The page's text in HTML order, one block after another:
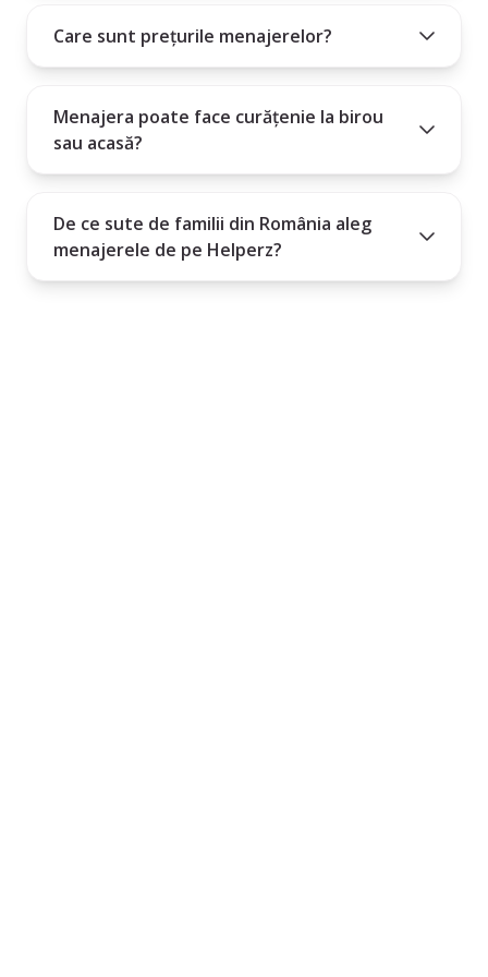
Care sunt prețurile menajerelor?
Menajera poate face curățenie la birou
sau acasă?
De ce sute de familii din România aleg
menajerele de pe Helperz?